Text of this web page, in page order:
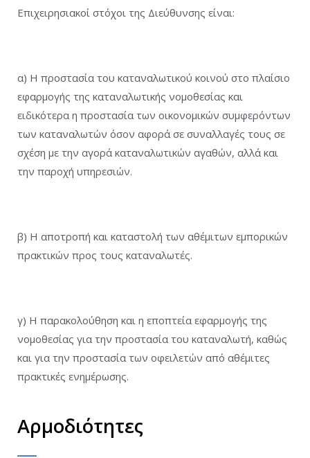
Επιχειρησιακοί στόχοι της Διεύθυνσης είναι:
α) Η προστασία του καταναλωτικού κοινού στο πλαίσιο
εφαρμογής της καταναλωτικής νομοθεσίας και
ειδικότερα η προστασία των οικονομικών συμφερόντων
των καταναλωτών όσον αφορά σε συναλλαγές τους σε
σχέση με την αγορά καταναλωτικών αγαθών, αλλά και
την παροχή υπηρεσιών.
β) Η αποτροπή και καταστολή των αθέμιτων εμπορικών
πρακτικών προς τους καταναλωτές.
γ) H παρακολούθηση και η εποπτεία εφαρμογής της
νομοθεσίας για την προστασία του καταναλωτή, καθώς
και για την προστασία των οφειλετών από αθέμιτες
πρακτικές ενημέρωσης.
Αρμοδιότητες